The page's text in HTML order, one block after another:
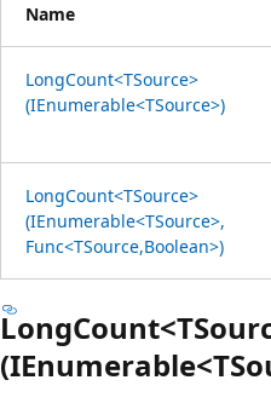
Name
LongCount<TSource>
(IEnumerable<TSource>)
LongCount<TSource>
(IEnumerable<TSource>,
Func<TSource,Boolean>)